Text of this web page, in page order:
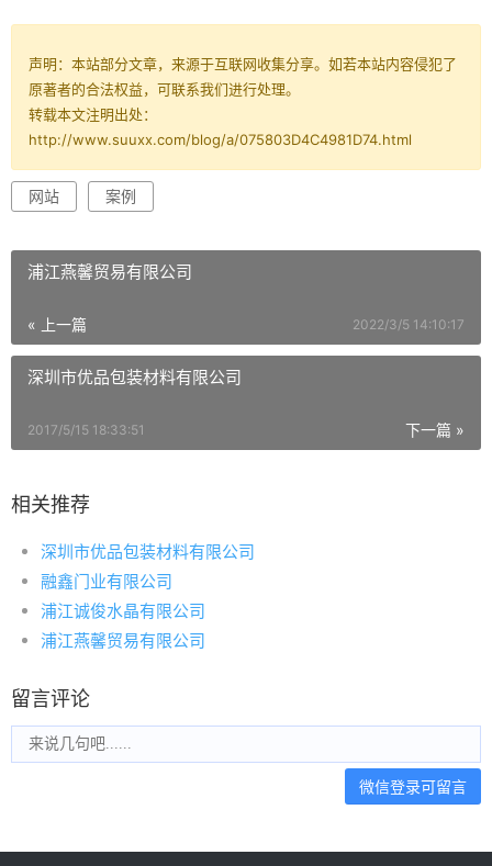
声明：本站部分文章，来源于互联网收集分享。如若本站内容侵犯了
原著者的合法权益，可联系我们进行处理。
转载本文注明出处：
http://www.suuxx.com/blog/a/075803D4C4981D74.html
网站 案例
浦江燕馨贸易有限公司
« 上一篇 2022/3/5 14:10:17
深圳市优品包装材料有限公司
下一篇 »
2017/5/15 18:33:51
相关推荐
深圳市优品包装材料有限公司
融鑫门业有限公司
浦江诚俊水晶有限公司
浦江燕馨贸易有限公司
留言评论
微信登录可留言